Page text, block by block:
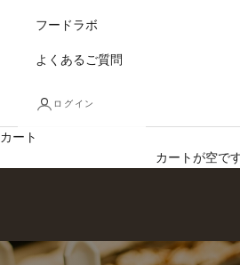
フードラボ
よくあるご質問
ログイン
カート
カートが空で